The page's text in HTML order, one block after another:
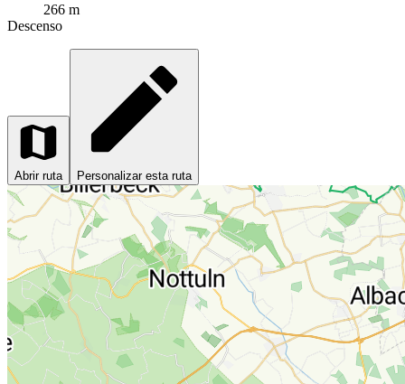
266 m
Descenso
Abrir ruta Personalizar esta ruta